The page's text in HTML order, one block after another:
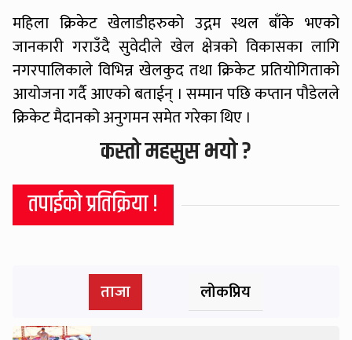
महिला क्रिकेट खेलाडीहरुको उद्गम स्थल बाँके भएको
जानकारी गराउँदै सुवेदीले खेल क्षेत्रको विकासका लागि
नगरपालिकाले विभिन्न खेलकुद तथा क्रिकेट प्रतियोगिताको
आयोजना गर्दै आएको बताईन् । सम्मान पछि कप्तान पौडेलले
क्रिकेट मैदानको अनुगमन समेत गरेका थिए ।
कस्तो महसुस भयो ?
तपाईको प्रतिक्रिया !
ताजा लोकप्रिय